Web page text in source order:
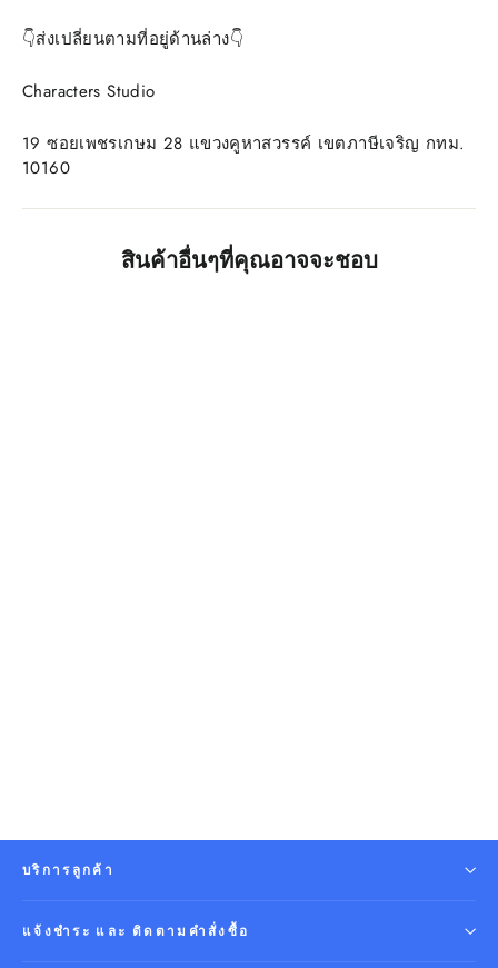
👇ส่งเปลี่ยนตามที่อยู่ด้านล่าง👇
Characters Studio
19 ซอยเพชรเกษม 28 แขวงคูหาสวรรค์ เขตภาษีเจริญ กทม.
10160
สินค้าอื่นๆที่คุณอาจจะชอบ
บริการลูกค้า
แจ้งชำระ และ ติดตามคำสั่งซื้อ